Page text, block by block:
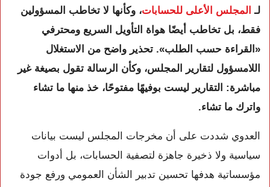
لـ المجلس الأعلى للحسابات، وكأنها لا تخاطب المسؤولين
فقط، بل تخاطب أيضًا هواة التأويل السريع ومحترفي
«القراءة حسب الطلب». تحذير واضح من الاستغلال
اللامسؤول لتقارير المجلس، وكأن الرسالة تقول بصيغة غير
مباشرة: التقارير ليست بوفيهًا مفتوحًا، خذ منها ما تشاء
واترك ما تشاء.
العدوي شددت على أن مخرجات المجلس ليست بيانات
سياسية ولا ذخيرة جاهزة لتصفية الحسابات، بل أدوات
مؤسساتية هدفها تحسين تدبير الشأن العمومي ورفع جودة